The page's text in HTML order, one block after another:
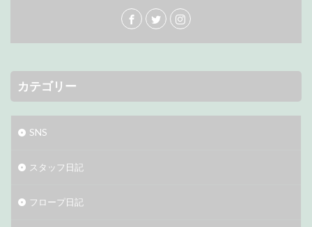
カテゴリー
SNS
スタッフ日記
フロープ日記